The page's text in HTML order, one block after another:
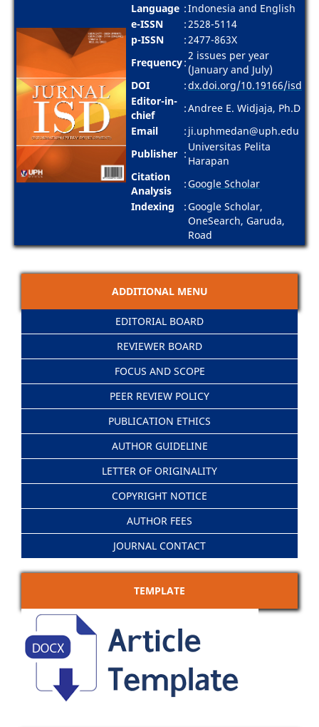
Language :Indonesia and English
e-ISSN
:2528-5114
p-ISSN
:2477-863X
Frequency:
2 issues per year
(January and July)
DOI
:dx.doi.org/10.19166/isd
Editor-in-
chief
:Andree E. Widjaja, Ph.D
Email
: ji.uphmedan@uph.edu
Publisher :
Universitas Pelita
Harapan
Citation
Analysis
:Google Scholar
Indexing
:Google Scholar,
OneSearch, Garuda,
Road
ADDITIONAL MENU
EDITORIAL BOARD
REVIEWER BOARD
FOCUS AND SCOPE
PEER REVIEW POLICY
PUBLICATION ETHICS
AUTHOR GUIDELINE
LETTER OF ORIGINALITY
COPYRIGHT NOTICE
AUTHOR FEES
JOURNAL CONTACT
TEMPLATE